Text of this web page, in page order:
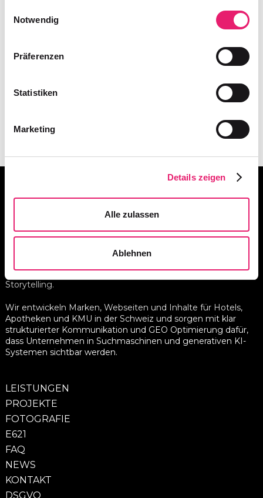
Notwendig
Präferenzen
Statistiken
Marketing
Details zeigen
Alle zulassen
Ablehnen
E621 – Werbeagentur aus Bern für Branding und
Webseiten und digitale Lösungen sowie Content und
Storytelling.
Wir entwickeln Marken, Webseiten und Inhalte für Hotels,
Apotheken und KMU in der Schweiz und sorgen mit klar
strukturierter Kommunikation und GEO Optimierung dafür,
dass Unternehmen in Suchmaschinen und generativen KI-
Systemen sichtbar werden.
LEISTUNGEN
PROJEKTE
FOTOGRAFIE
E621
FAQ
NEWS
KONTAKT
DSGVO